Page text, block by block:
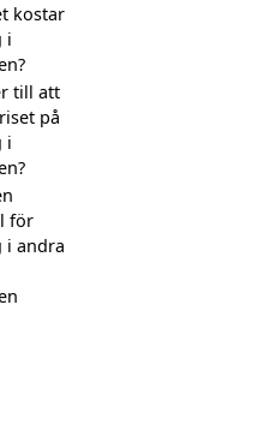
kostar
i
till att
på
i
för
i andra